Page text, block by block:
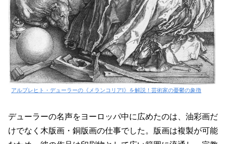
アルブレヒト・デューラーの《メランコリアI》を解説！芸術家の憂鬱の象徴
デューラーの名声をヨーロッパ中に広めたのは、油彩画だ
けでなく木版画・銅版画の仕事でした。版画は複製が可能